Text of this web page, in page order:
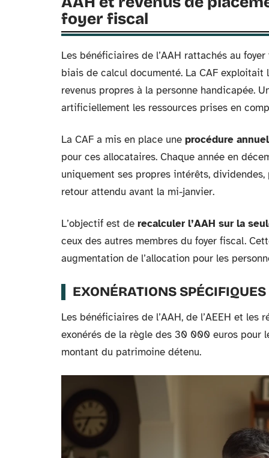
foyer fiscal
Les bénéficiaires de l’AAH rattachés au
biais de calcul documenté. La CAF
revenus propres à la personne handicapée.
artificiellement les ressources prises en
La CAF a mis en place une procédure
pour ces allocataires. Chaque année en
uniquement ses propres intérêts,
retour attendu avant la mi-janvier.
L’objectif est de recalculer l’AAH sur la
ceux des autres membres du foyer fiscal.
augmentation de l’allocation pour les
EXONÉRATIONS
Les bénéficiaires de l’AAH, de l’AEEH et les
exonérés de la règle des 30 000 euros pour
montant du patrimoine détenu.